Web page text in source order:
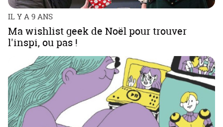
IL Y A 9 ANS
Ma wishlist geek de Noël pour trouver
l'inspi, ou pas !